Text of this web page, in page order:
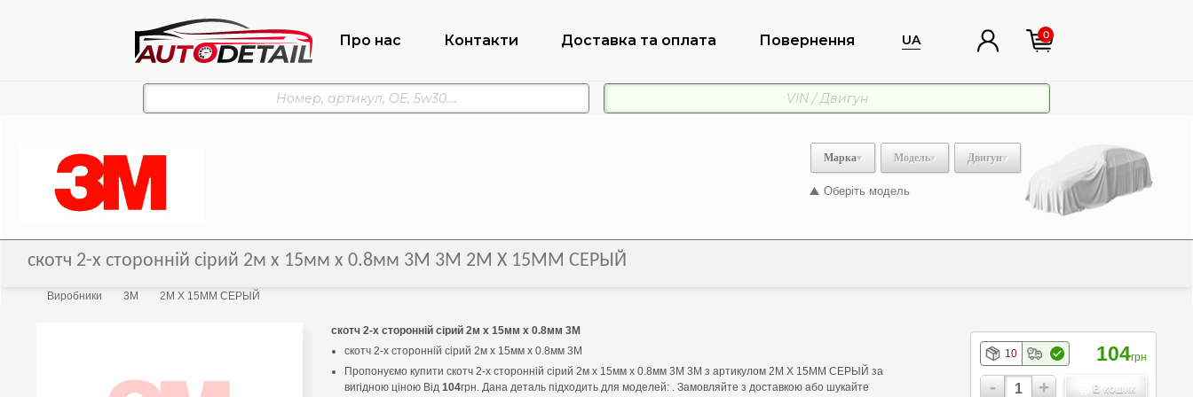
Про нас Контакти Доставка та оплата Повернення UA 0
Марка Модель Двигун
Оберіть модель
скотч 2-х сторонній сірий 2м х 15мм х 0.8мм 3М 3M 2М Х 15ММ СЕРЫЙ
Виробники 3M 2М Х 15ММ СЕРЫЙ
скотч 2-х сторонній сірий 2м х 15мм х 0.8мм 3М
скотч 2-х сторонній сірий 2м х 15мм х 0.8мм 3М
Пропонуємо купити скотч 2-х сторонній сірий 2м х 15мм х 0.8мм 3М 3M з артикулом 2М Х 15ММ СЕРЫЙ за
вигідною ціною Від 104грн. Дана деталь підходить для моделей: . Замовляйте з доставкою або шукайте
10 104грн
- + В кошик